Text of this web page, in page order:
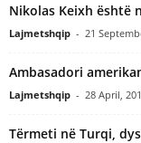
Nikolas Keixh është
Lajmetshqip - 21
Ambasadori
Lajmetshqip - 28 April,
Tërmeti në Turqi,